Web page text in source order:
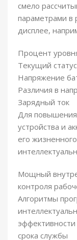
смело
параметрами
дисплее,
Процент
Текущий
Напряжение
Различия в
Зарядный ток
Для повышения
устройства и
его
Мощный
контроля
Алгоритмы
срока службы